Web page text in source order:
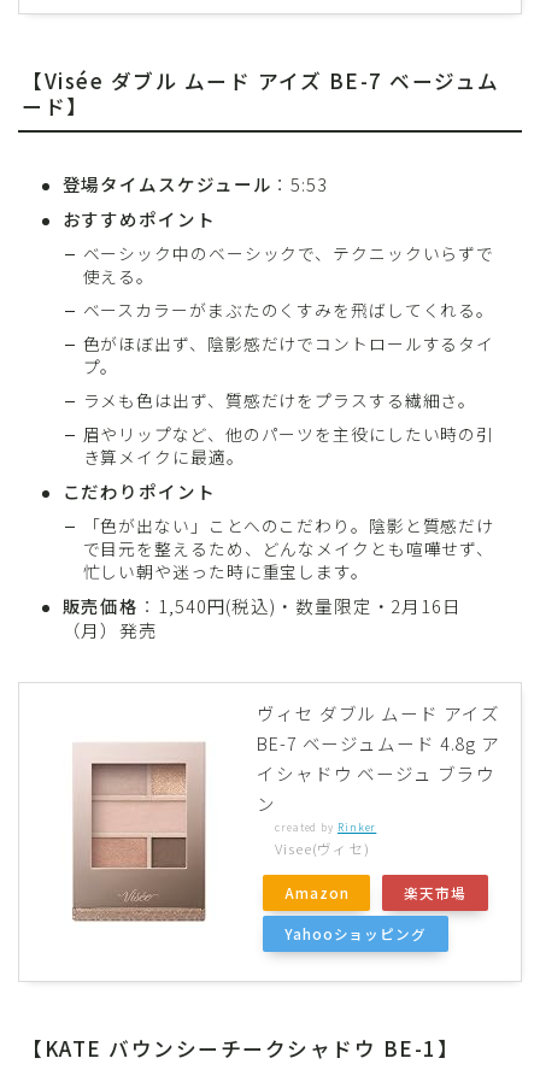
【Visée ダブル ムード アイズ BE-7 ベージュム
ード】
登場タイムスケジュール ：5:53
おすすめポイント
ベーシック中のベーシックで、テクニックいらずで
使える。
ベースカラーがまぶたのくすみを飛ばしてくれる。
色がほぼ出ず、陰影感だけでコントロールするタイ
プ。
ラメも色は出ず、質感だけをプラスする繊細さ。
眉やリップなど、他のパーツを主役にしたい時の引
き算メイクに最適。
こだわりポイント
「色が出ない」ことへのこだわり。陰影と質感だけ
で目元を整えるため、どんなメイクとも喧嘩せず、
忙しい朝や迷った時に重宝します。
販売価格 ：1,540円(税込)・数量限定・2月16日
（月）発売
ヴィセ ダブル ムード アイズ
BE-7 ベージュムード 4.8g ア
イシャドウ ベージュ ブラウ
ン
created by Rinker
Visee(ヴィセ)
Amazon 楽天市場
Yahooショッピング
【KATE バウンシーチークシャドウ BE-1】